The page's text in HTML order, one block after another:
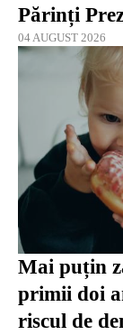
Părinți
04 AUGUST 2026
Mai puțin
primii doi
riscul de